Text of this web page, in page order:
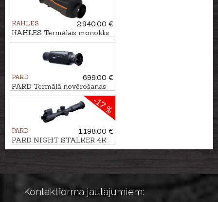
KAHLES
2,940.00 €
KAHLES Termālais monoklis
HELIA TI 35+
PARD
699.00 €
PARD Termālā novērošanas
kamera Leopard 256
-17 %
PARD
1,198.00 €
PARD NIGHT STALKER 4K
eX - 70/850nm ar tālmēru
Kontaktforma jautājumiem: